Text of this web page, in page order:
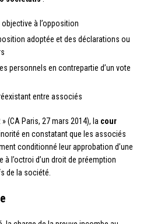
à l’opposition
adoptée et des déclarations ou
personnels en contrepartie d’un vote
entre associés
(CA Paris, 27 mars 2014), la cour
en constatant que les associés
conditionné leur approbation d’une
l’octroi d’un droit de préemption
de la société.